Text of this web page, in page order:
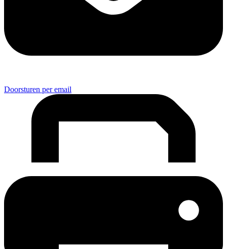
Doorsturen per email